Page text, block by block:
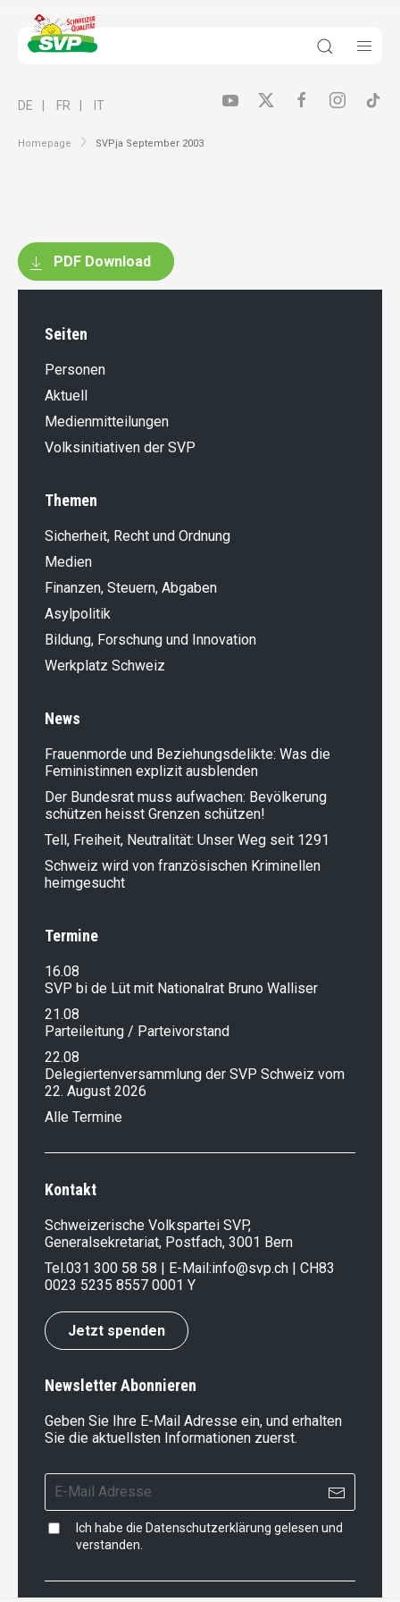
Homepage SVPja September 2003
DE FR IT
PDF Download
Seiten
Personen
Aktuell
Medienmitteilungen
Volksinitiativen der SVP
Themen
Sicherheit, Recht und Ordnung
Medien
Finanzen, Steuern, Abgaben
Asylpolitik
Bildung, Forschung und Innovation
Werkplatz Schweiz
News
Frauenmorde und Beziehungsdelikte: Was die
Feministinnen explizit ausblenden
Der Bundesrat muss aufwachen: Bevölkerung
schützen heisst Grenzen schützen!
Tell, Freiheit, Neutralität: Unser Weg seit 1291
Schweiz wird von französischen Kriminellen
heimgesucht
Termine
16.08
SVP bi de Lüt mit Nationalrat Bruno Walliser
21.08
Parteileitung / Parteivorstand
22.08
Delegiertenversammlung der SVP Schweiz vom
22. August 2026
Alle Termine
Kontakt
Schweizerische Volkspartei SVP,
Generalsekretariat, Postfach, 3001 Bern
Tel.031 300 58 58 | E-Mail:info@svp.ch | CH83
0023 5235 8557 0001 Y
Jetzt spenden
Newsletter Abonnieren
Geben Sie Ihre E-Mail Adresse ein, und erhalten
Sie die aktuellsten Informationen zuerst.
Ich habe die Datenschutzerklärung gelesen und
verstanden.